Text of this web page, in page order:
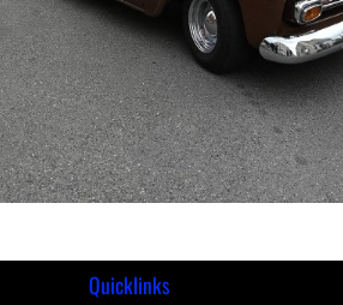
Quicklinks